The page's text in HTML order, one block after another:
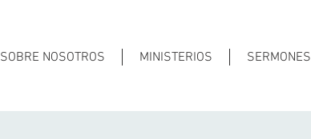
SOBRE NOSOTROS MINISTERIOS SERMONES